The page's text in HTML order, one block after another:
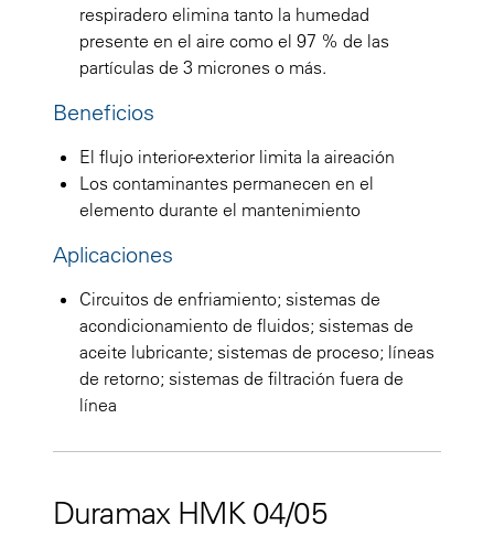
respiradero elimina tanto la humedad
presente en el aire como el 97 % de las
partículas de 3 micrones o más.
Beneficios
El flujo interior-exterior limita la aireación
Los contaminantes permanecen en el
elemento durante el mantenimiento
Aplicaciones
Circuitos de enfriamiento; sistemas de
acondicionamiento de fluidos; sistemas de
aceite lubricante; sistemas de proceso; líneas
de retorno; sistemas de filtración fuera de
línea
Duramax HMK 04/05